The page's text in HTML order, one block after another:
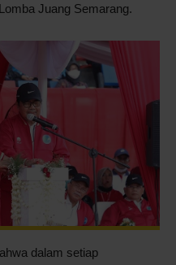
Juang Semarang.
dalam setiap